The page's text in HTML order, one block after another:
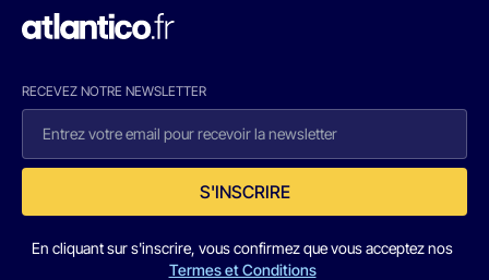
RECEVEZ NOTRE NEWSLETTER
S'INSCRIRE
En cliquant sur s'inscrire, vous confirmez que vous acceptez nos
Termes et Conditions